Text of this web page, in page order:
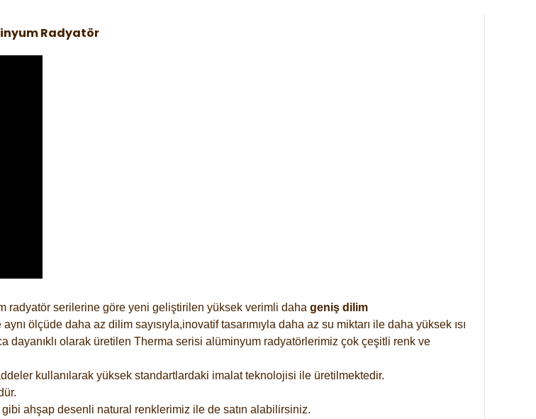
Radyatör
radyatör serilerine göre yeni geliştirilen yüksek verimli daha geniş dilim
ölçüde daha az dilim sayısıyla,inovatif tasarımıyla daha az su miktarı ile daha yüksek ısı
dayanıklı olarak üretilen Therma serisi alüminyum radyatörlerimiz çok çeşitli renk ve
kullanılarak yüksek standartlardaki imalat teknolojisi ile üretilmektedir.
ahşap desenli natural renklerimiz ile de satın alabilirsiniz.